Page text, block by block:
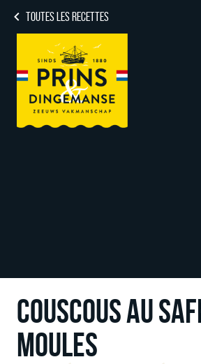
TOUTES LES RECETTES
COUSCOUS AU
MOULES